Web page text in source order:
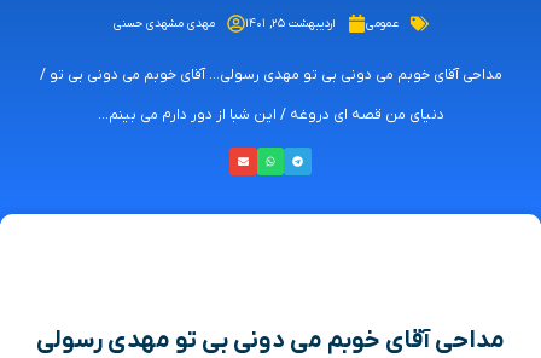
عمومی اردیبهشت ۲۵, ۱۴۰۱ مهدی مشهدی حسنی
مداحی آقای خوبم می دونی بی تو مهدی رسولی... آقای خوبم می دونی بی تو /
دنیای من قصه ای دروغه / این شبا از دور دارم می بینم...
مداحی آقای خوبم می دونی بی تو مهدی رسولی